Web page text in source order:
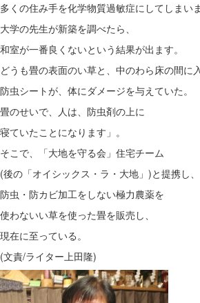
多くの住み手を化学物質過敏症にしてしまい
大学の先生が新築を調べたら、
和室が一番良くないという結果が出ます。
どうも畳の表面のい草と、中のわら床の間に
防虫シートが、体にダメージを与えていた。
畳のせいで、人は、防虫剤の上に
寝ていたことになります」。
そこで、「大地を守る会」住宅チーム
(後の「オイシックス・ラ・大地」)と提携し、
防虫・防カビ加工をしない極力農薬を
使わないい草を使った畳を販売し、
現在に至っている。
(文責/ライター上田隆)